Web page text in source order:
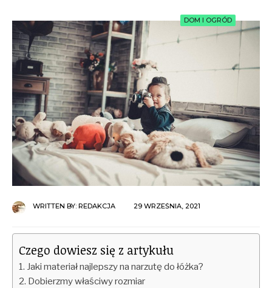
DOM I OGRÓD
WRITTEN BY: REDAKCJA 29 WRZEŚNIA, 2021
Czego dowiesz się z artykułu
Jaki materiał najlepszy na narzutę do łóżka?
Dobierzmy właściwy rozmiar